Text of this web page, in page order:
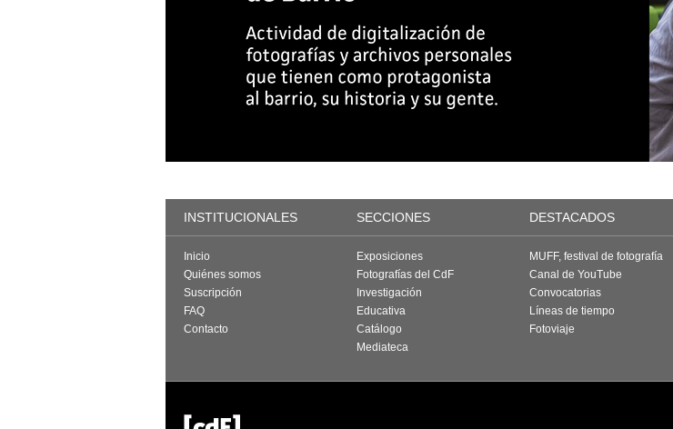
INSTITUCIONALES SECCIONES DESTACADOS
Inicio
Quiénes somos
Suscripción
FAQ
Contacto
Exposiciones
Fotografías del CdF
Investigación
Educativa
Catálogo
Mediateca
MUFF, festival de fotografía
Canal de YouTube
Convocatorias
Líneas de tiempo
Fotoviaje